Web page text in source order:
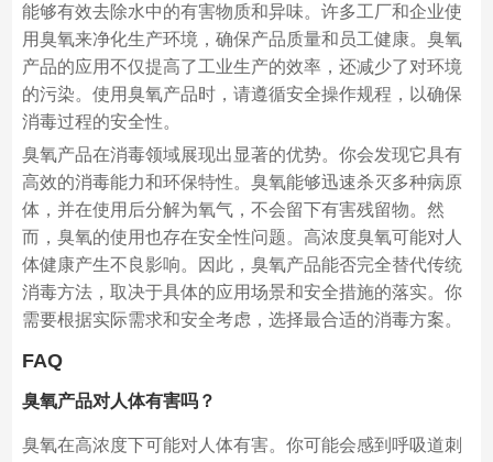
能够有效去除水中的有害物质和异味。许多工厂和企业使
用臭氧来净化生产环境，确保产品质量和员工健康。臭氧
产品的应用不仅提高了工业生产的效率，还减少了对环境
的污染。使用臭氧产品时，请遵循安全操作规程，以确保
消毒过程的安全性。
臭氧产品在消毒领域展现出显著的优势。你会发现它具有
高效的消毒能力和环保特性。臭氧能够迅速杀灭多种病原
体，并在使用后分解为氧气，不会留下有害残留物。然
而，臭氧的使用也存在安全性问题。高浓度臭氧可能对人
体健康产生不良影响。因此，臭氧产品能否完全替代传统
消毒方法，取决于具体的应用场景和安全措施的落实。你
需要根据实际需求和安全考虑，选择最合适的消毒方案。
FAQ
臭氧产品对人体有害吗？
臭氧在高浓度下可能对人体有害。你可能会感到呼吸道刺